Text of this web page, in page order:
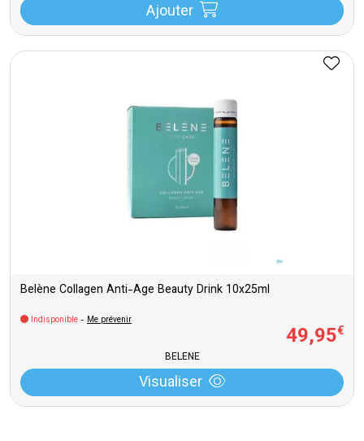
Ajouter
Belène Collagen Anti-Age Beauty Drink 10x25ml
Indisponible - Me prévenir
49,95€
BELENE
Visualiser